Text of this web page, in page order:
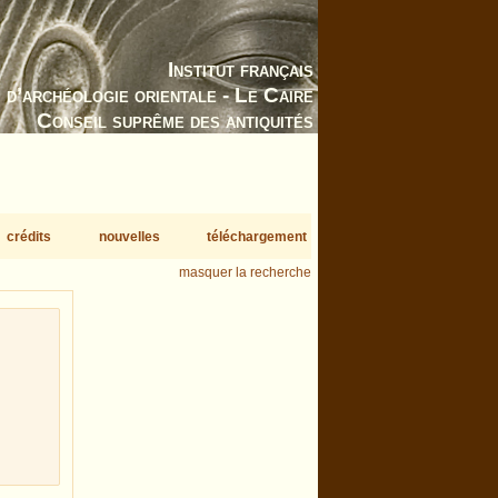
Institut français
d’archéologie orientale - Le Caire
Conseil suprême des antiquités
crédits nouvelles téléchargement
masquer la recherche